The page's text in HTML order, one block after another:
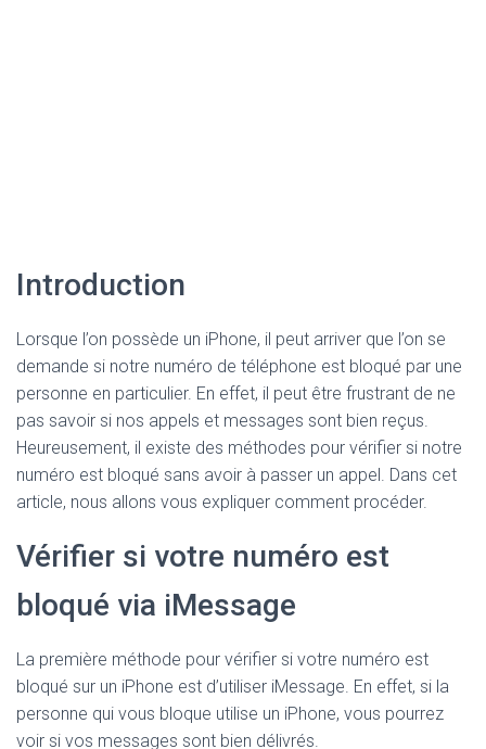
Introduction
Lorsque l’on possède un iPhone, il peut arriver que l’on se
demande si notre numéro de téléphone est bloqué par une
personne en particulier. En effet, il peut être frustrant de ne
pas savoir si nos appels et messages sont bien reçus.
Heureusement, il existe des méthodes pour vérifier si notre
numéro est bloqué sans avoir à passer un appel. Dans cet
article, nous allons vous expliquer comment procéder.
Vérifier si votre numéro est
bloqué via iMessage
La première méthode pour vérifier si votre numéro est
bloqué sur un iPhone est d’utiliser iMessage. En effet, si la
personne qui vous bloque utilise un iPhone, vous pourrez
voir si vos messages sont bien délivrés.